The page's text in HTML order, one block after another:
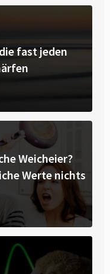
fast jeden
Weicheier?
Werte nichts